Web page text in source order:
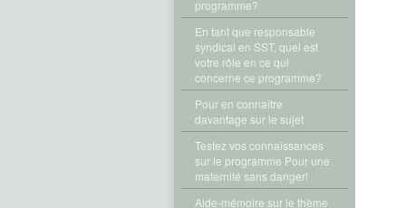
programme?
En tant que responsable
syndical en SST, quel est
votre rôle en ce qui
concerne ce programme?
Pour en connaître
davantage sur le sujet
Testez vos connaissances
sur le programme Pour une
maternité sans danger!
Aide-mémoire sur le thème